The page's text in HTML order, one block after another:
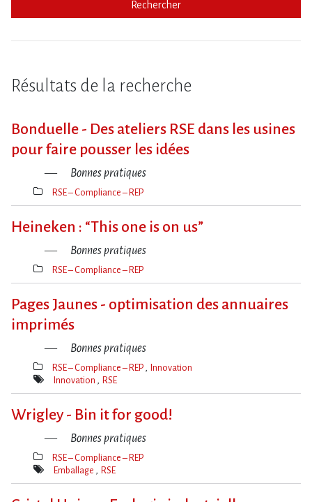
Rechercher
Résultats de la recherche
Bonduelle - Des ateliers RSE dans les usines
pour faire pousser les idées
Bonnes pratiques
Thèmes(s)
RSE – Compliance – REP
Heineken : “This one is on us”
Bonnes pratiques
Thèmes(s)
RSE – Compliance – REP
Pages Jaunes - optimisation des annuaires
imprimés
Bonnes pratiques
Thèmes(s)
RSE – Compliance – REP Innovation
Mot(s)-
Innovation RSE
Wrigley - Bin it for good!
Bonnes pratiques
Thèmes(s)
RSE – Compliance – REP
Mot(s)-
Emballage RSE